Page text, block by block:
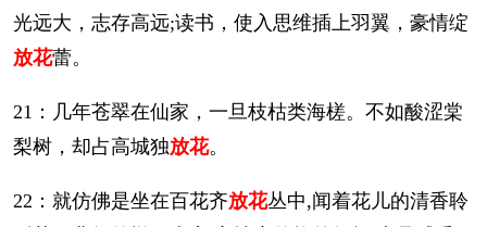
光远大，志存高远;读书，使入思维插上羽翼，豪情绽
放花蕾。
21：几年苍翠在仙家，一旦枝枯类海槎。不如酸涩棠
梨树，却占高城独放花。
22：就仿佛是坐在百花齐放花丛中,闻着花儿的清香聆